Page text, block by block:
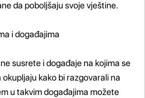
da poboljšaju svoje vještine.
i događajima
susrete i događaje na kojima se
kako bi razgovarali na
u takvim događajima možete